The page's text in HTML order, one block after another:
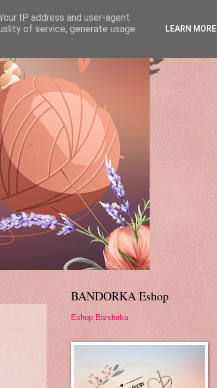
BANDORKA Eshop
Eshop Bandorka
IP address and user-agent
of service, generate usage
LEARN MORE